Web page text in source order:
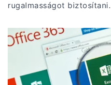
rugalmasságot biztosítani.